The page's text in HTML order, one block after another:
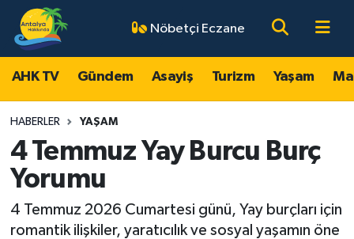
Nöbetçi Eczane
AHK TV Gündem Asayiş Turizm Yaşam
HABERLER YAŞAM
4 Temmuz Yay Burcu Burç
Yorumu
4 Temmuz 2026 Cumartesi günü, Yay burçları için
romantik ilişkiler, yaratıcılık ve sosyal yaşamın öne
AHK TV
Gündem
Asayiş
Turizm
Yaşam
Antalya Nöbetçi Eczaneler
Antalya Hava Durumu
Antalya Namaz Vakitleri
Antalya Trafik Yoğunluk Haritası
Süper Lig Puan Durumu ve Fikstür